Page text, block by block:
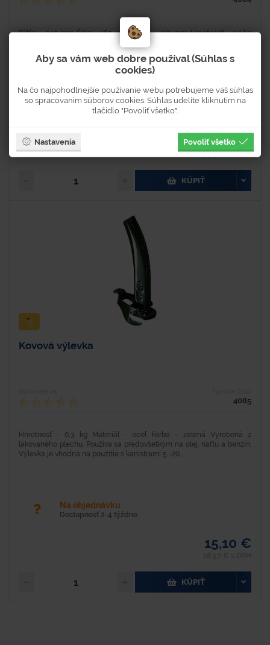
Dĺžka - 345 mm Šírka - 165 mm Výška - 470 mm Hmotnosť - 3,7 kg
kanister na pohonné hmoty. Uzáver kanistra je...
Na objednávku
Dostupnosť 2-4 týždne
32 €
39,36 € s DPH
KÚPIŤ
Kovová výlevka
4085
Hmotnosť - 0,3 kg Materiál - oceľ Farba - zelená Vyrobená z
lakovaného plechu. Používa sa predovšetkým na olej, naftu a benzín.
Výlevka je vhodná na použitie s kanistrami 5 -20...
Na objednávku
Dostupnosť 2-4 týždne
15,10 €
KÚPIŤ
Aby sa vám web dobre používal (Súhlas s
cookies)
Na čo najpohodlnejšie používanie webu potrebujeme váš súhlas
so spracovaním súborov cookies. Súhlas udelíte kliknutím na
tlačidlo "Povoliť všetko".
Nastavenia Povoliť všetko